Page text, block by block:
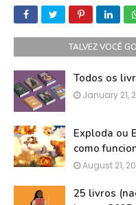
TALVEZ VOCÊ
Todos os
January 21,
Exploda ou
como
August 21,
25 livros